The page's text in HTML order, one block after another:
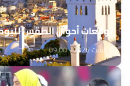
توقعات أحوال الطقس
9 غشت 2026 - 09:00